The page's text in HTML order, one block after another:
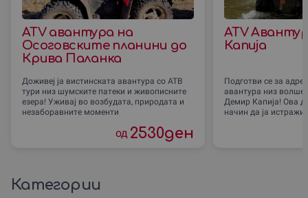
ATV авантура на
Осоговските планини до
Крива Паланка
Доживеј ја вистинската авантура со АТВ
тури низ шумските патеки и живописните
езера! Уживај во возбудата, природата и
незаборавните моменти
од 2530ден
ATV
Капија
Подготви се за
авантура низ
Демир Капија! Ова
начин да ја
Категории